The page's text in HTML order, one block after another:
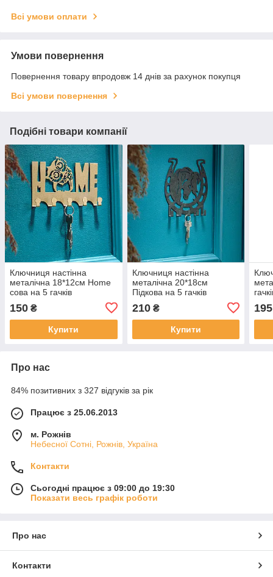
Всі умови оплати
Умови повернення
Повернення товару впродовж 14 днів за рахунок покупця
Всі умови повернення
Подібні товари компанії
Ключниця настінна
металічна 18*12см Home
сова на 5 гачків
150 ₴
Купити
Ключниця настінна
металічна 20*18см
Підкова на 5 гачків
210₴
Купити
195
Про нас
84% позитивних з 327 відгуків за рік
Працює з 25.06.2013
м. Рожнів
Небесної Сотні, Рожнів, Україна
Контакти
Сьогодні працює з 09:00 до 19:30
Показати весь графік роботи
Про нас
Контакти